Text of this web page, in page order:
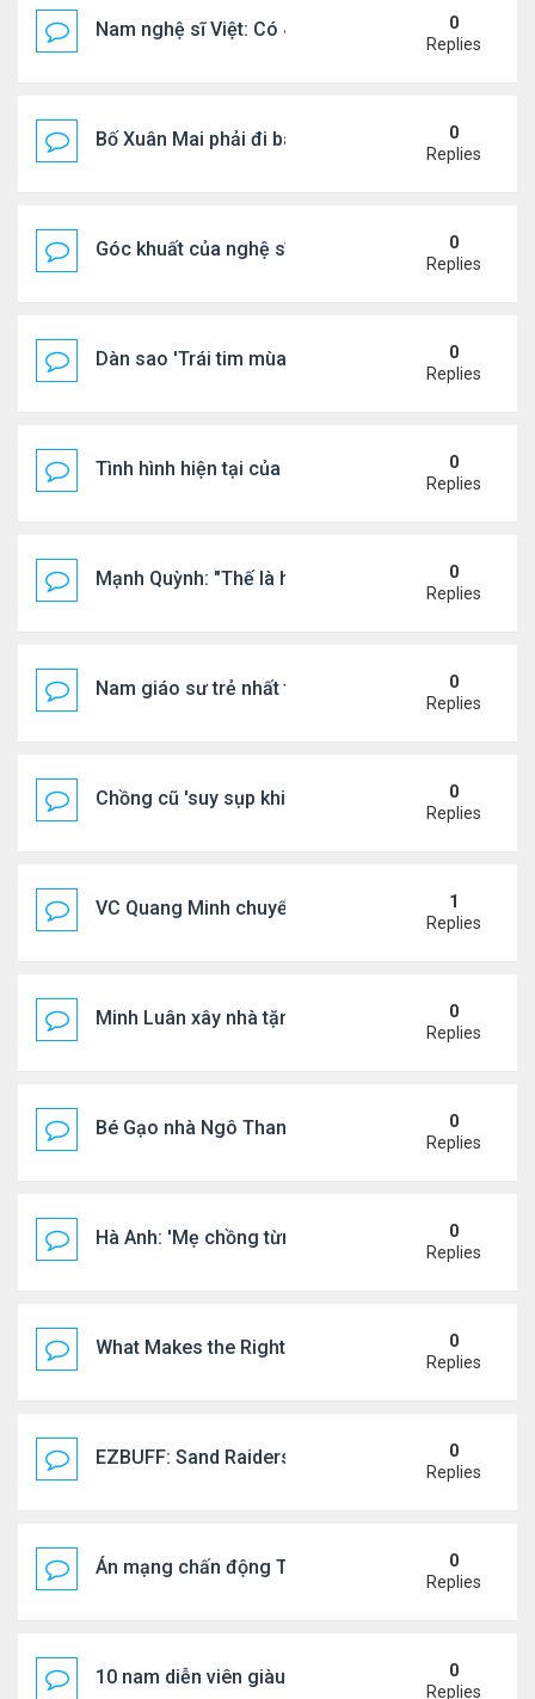
Nam nghệ sĩ Việt: Có 4 nhà ở Pháp, sống gần
0
Replies
Bố Xuân Mai phải đi bán cơm ở Mỹ
0
Replies
Góc khuất của nghệ sĩ Hoài Tâm
0
Replies
Dàn sao 'Trái tim mùa thu' sau 26 năm
0
Replies
Tình hình hiện tại của Quang Lê
0
Replies
Mạnh Quỳnh: "Thế là hết"
0
Replies
Nam giáo sư trẻ nhất thế giới ở tuổi 18
0
Replies
Chồng cũ 'suy sụp khi biết tin Nicole Kidman có
0
Replies
VC Quang Minh chuyển về tổ ấm
1
Replies
Minh Luân xây nhà tặng cha mẹ
0
Replies
Bé Gạo nhà Ngô Thanh Vân dễ thương trong tiệc
0
Replies
Hà Anh: 'Mẹ chồng từng ngạc nhiên vì tôi luôn trả
0
Replies
What Makes the Right Retail POS Matter?0
Replies
EZBUFF: Sand Raiders of Sophie Farming
0
Replies
Án mạng chấn động Thái lan: hai chị em người
0
Replies
10 nam diễn viên giàu nhất Trung Quốc 2026
0
Replies